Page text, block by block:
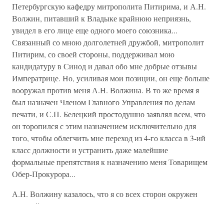
Петербургскую кафедру митрополита Питирима, и А.Н.
Волжин, питавший к Владыке крайнюю неприязнь,
увидел в его лице еще одного моего союзника...
Связанный со мною долголетней дружбой, митрополит
Питирим, со своей стороны, поддерживал мою
кандидатуру в Синод и давал обо мне добрые отзывы
Императрице. Но, усиливая мои позиции, он еще больше
вооружал против меня А.Н. Волжина. В то же время я
был назначен Членом Главного Управления по делам
печати, и С.П. Белецкий простодушно заявлял всем, что
он торопился с этим назначением исключительно для
того, чтобы облегчить мне переход из 4-го класса в 3-ий
класс должности и устранить даже малейшие
формальные препятствия к назначению меня Товарищем
Обер-Прокурора...
А.Н. Волжину казалось, что я со всех сторон окружен